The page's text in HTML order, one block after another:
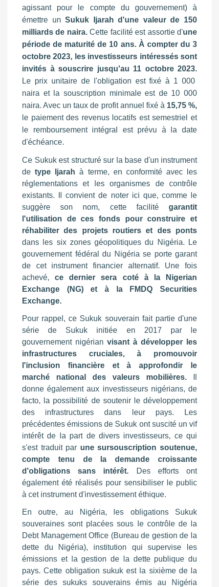
agissant pour le compte du gouvernement) à
émettre unSukuk Ijarah d'une valeur de 150
milliards de naira.Cette facilité est assortie d'une
période de maturité de 10 ans. À compter du 3
octobre 2023, les investisseurs intéressés sont
invités à souscrire jusqu'au 11 octobre 2023.
Le prix unitaire de l'obligation est fixé à 1 000
naira et la souscription minimale est de 10 000
naira. Avec un taux de profit annuel fixé à 15,75 %,
le paiement des revenus locatifs est semestriel et
le remboursement intégral est prévu à la date
d'échéance.
Ce Sukuk est structuré sur la base d'un instrument
detype Ijarahà terme, en conformité avec les
réglementations et les organismes de contrôle
existants. Il convient de noter ici que, comme le
suggère son nom, cette facilité garantit
l'utilisation de ces fonds pour construire et
réhabiliter des projets routiers et des ponts
dans les six zones géopolitiques du Nigéria. Le
gouvernement fédéral du Nigéria se porte garant
de cet instrument financier alternatif. Une fois
achevé,ce dernier sera coté à la Nigerian
Exchange (NG) et à la FMDQ Securities
Exchange.
Pour rappel, ce Sukuk souverain fait partie d'une
série de Sukuk initiée en 2017 par le
gouvernement nigérian visant à développer les
infrastructures cruciales, à promouvoir
l'inclusion financière et à approfondir le
marché national des valeurs mobilières.
donne également aux investisseurs nigérians, de
facto, la possibilité de soutenir le développement
des infrastructures dans leur pays. Les
précédentes émissions de Sukuk ont suscité un vif
intérêt de la part de divers investisseurs, ce qui
s'est traduit par une sursouscription soutenue,
compte tenu de la demande croissante
d'obligations sans intérêt.
Des efforts ont
également été réalisés pour sensibiliser le public
à cet instrument d'investissement éthique.
En outre, au Nigéria, les obligations Sukuk
souveraines sont placées sous le contrôle de la
Debt Management Office (Bureau de gestion de la
dette du Nigéria), institution qui supervise les
émissions et la gestion de la dette publique du
pays. Cette obligation sukuk est la sixième de la
série des sukuks souverains émis au Nigéria